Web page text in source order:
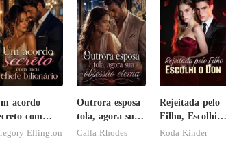
acordo
com
chefeEllington
Outrora esposa
tola, agora sua
obsessão eterna
Calla Rhodes
Rejeitada pelo
Filho, Escolhi o
Don
Roda Kinder